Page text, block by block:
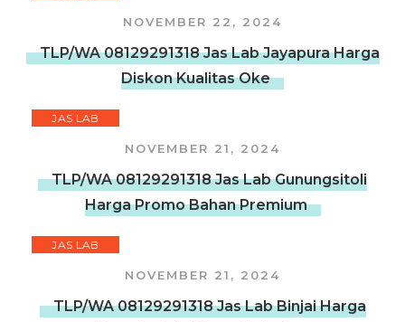
NOVEMBER 22, 2024
TLP/WA 08129291318 Jas Lab Jayapura Harga
Diskon Kualitas Oke
JAS LAB
NOVEMBER 21, 2024
TLP/WA 08129291318 Jas Lab Gunungsitoli
Harga Promo Bahan Premium
JAS LAB
NOVEMBER 21, 2024
TLP/WA 08129291318 Jas Lab Binjai Harga